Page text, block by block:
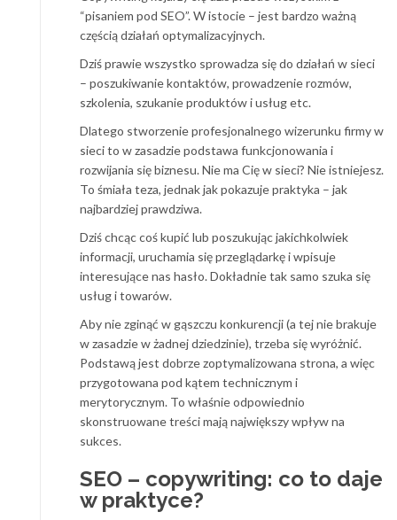
“pisaniem pod SEO”. W istocie – jest bardzo ważną
częścią działań optymalizacyjnych.
Dziś prawie wszystko sprowadza się do działań w sieci
– poszukiwanie kontaktów, prowadzenie rozmów,
szkolenia, szukanie produktów i usług etc.
Dlatego stworzenie profesjonalnego wizerunku firmy w
sieci to w zasadzie podstawa funkcjonowania i
rozwijania się biznesu. Nie ma Cię w sieci? Nie istniejesz.
To śmiała teza, jednak jak pokazuje praktyka – jak
najbardziej prawdziwa.
Dziś chcąc coś kupić lub poszukując jakichkolwiek
informacji, uruchamia się przeglądarkę i wpisuje
interesujące nas hasło. Dokładnie tak samo szuka się
usług i towarów.
Aby nie zginąć w gąszczu konkurencji (a tej nie brakuje
w zasadzie w żadnej dziedzinie), trzeba się wyróżnić.
Podstawą jest dobrze zoptymalizowana strona, a więc
przygotowana pod kątem technicznym i
merytorycznym. To właśnie odpowiednio
skonstruowane treści mają największy wpływ na
sukces.
SEO – copywriting: co to daje
w praktyce?